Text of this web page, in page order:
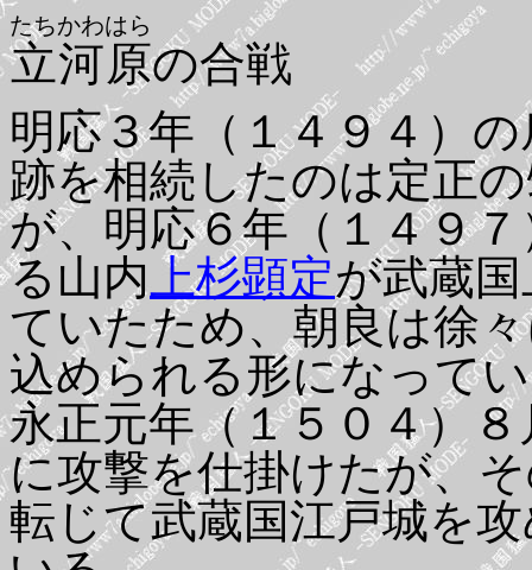
立河原
たちかわはら
の合戦
明応３年（１４９４）の
跡を相続したのは定正
が、明応６年（１４９
る山内 上杉顕定が武蔵
ていたため、朝良は徐
込められる形になって
永正元年（１５０４）
に攻撃を仕掛けたが、
転じて武蔵国江戸城を